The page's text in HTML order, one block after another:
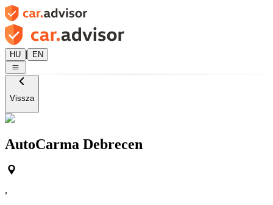
HU | EN
Vissza
AutoCarma Debrecen
,